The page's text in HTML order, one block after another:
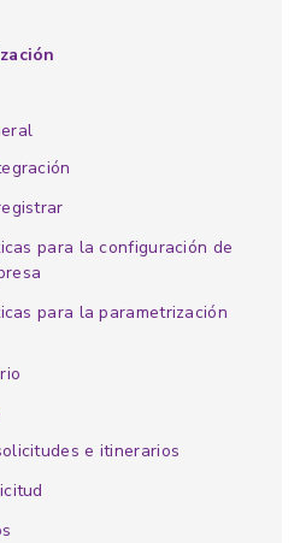
para la configuración de
para la parametrización
e itinerarios